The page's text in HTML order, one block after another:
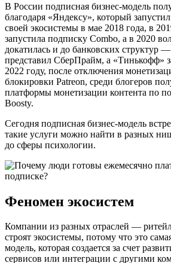
В России подписная бизнес-модель
благодаря «Яндексу», который
своей экосистемы в мае 2018 года, в
запустила подписку Combo, а в 2020
докатилась и до банковских структур
представил СберПрайм, а «Тинькофф»
2022 году, после отключения
блокировки Patreon, среди блогеров
платформы монетизации контента по
Boosty.
Сегодня подписная бизнес-модель
такие услуги можно найти в разных
до сферы психологии.
Феномен экосистем
Компании из разных отраслей —
строят экосистемы, потому что это
модель, которая создается за счет
сервисов или интеграции с другими